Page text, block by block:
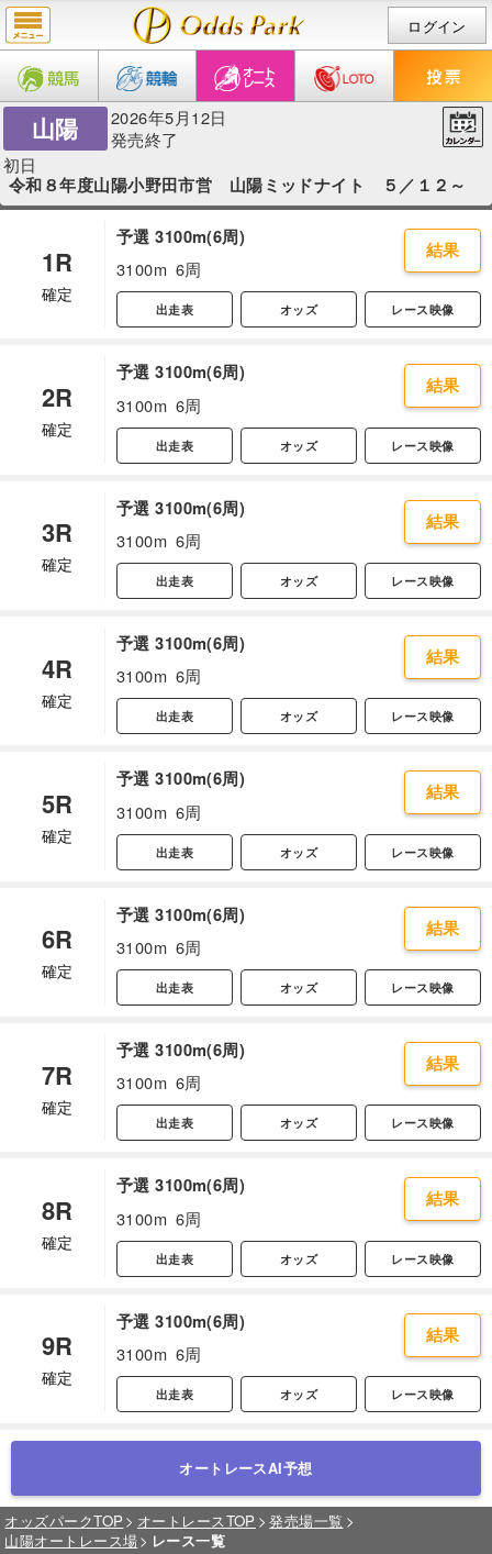
ログイン
山陽
2026年5月12日
発売終了
初日
令和８年度山陽小野田市営 山陽ミッドナイト ５／１２～
1R
確定
予選 3100m(6周)
3100m 6周
結果
出走表 オッズ レース映像
2R
確定
予選 3100m(6周)
3100m 6周
結果
出走表 オッズ レース映像
3R
確定
予選 3100m(6周)
3100m 6周
結果
出走表 オッズ レース映像
4R
確定
予選 3100m(6周)
3100m 6周
結果
出走表 オッズ レース映像
5R
確定
予選 3100m(6周)
3100m 6周
結果
出走表 オッズ レース映像
6R
確定
予選 3100m(6周)
3100m 6周
結果
出走表 オッズ レース映像
7R
確定
予選 3100m(6周)
3100m 6周
結果
出走表 オッズ レース映像
8R
確定
予選 3100m(6周)
3100m 6周
結果
出走表 オッズ レース映像
9R
確定
予選 3100m(6周)
3100m 6周
結果
出走表 オッズ レース映像
オートレースAI予想
オッズパークTOP オートレースTOP
発売場一覧
山陽オートレース場
レース一覧